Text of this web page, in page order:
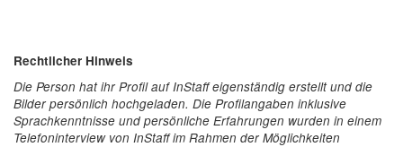
Rechtlicher Hinweis
Die Person hat ihr Profil auf InStaff eigenständig erstellt und die
Bilder persönlich hochgeladen. Die Profilangaben inklusive
Sprachkenntnisse und persönliche Erfahrungen wurden in einem
Telefoninterview von InStaff im Rahmen der Möglichkeiten